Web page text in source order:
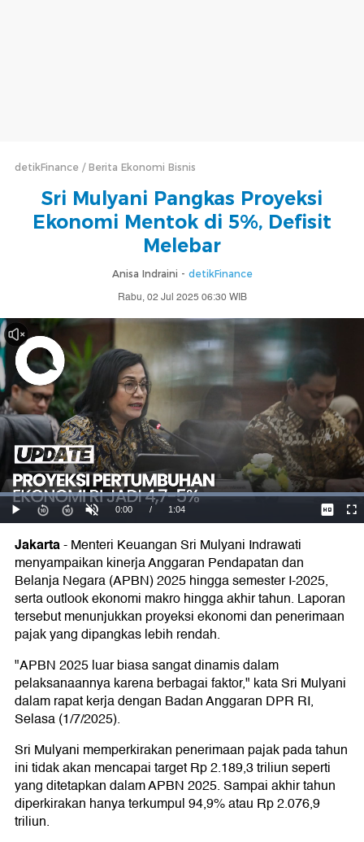
detikFinance Berita Ekonomi Bisnis
Sri Mulyani Pangkas Proyeksi
Ekonomi Mentok di 5%, Defisit
Melebar
Anisa Indraini - detikFinance
Rabu, 02 Jul 2025 06:30 WIB
Jakarta-Menteri Keuangan Sri Mulyani Indrawati
menyampaikan kinerja Anggaran Pendapatan dan
Belanja Negara (APBN) 2025 hingga semester I-2025,
serta outlook ekonomi makro hingga akhir tahun. Laporan
tersebut menunjukkan proyeksi ekonomi dan penerimaan
pajak yang dipangkas lebih rendah.
"APBN 2025 luar biasa sangat dinamis dalam
pelaksanaannya karena berbagai faktor," kata Sri Mulyani
dalam rapat kerja dengan Badan Anggaran DPR RI,
Selasa (1/7/2025).
Sri Mulyani memperkirakan penerimaan pajak pada tahun
ini tidak akan mencapai target Rp 2.189,3 triliun seperti
yang ditetapkan dalam APBN 2025. Sampai akhir tahun
diperkirakan hanya terkumpul 94,9% atau Rp 2.076,9
triliun.